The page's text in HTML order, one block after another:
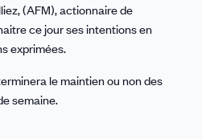
(AFM), actionnaire de
ce jour ses intentions en
exprimées.
le maintien ou non des
semaine.